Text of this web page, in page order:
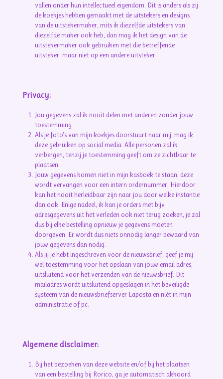
vallen onder hun intellectueel eigendom. Dit is anders als zij
de koekjes hebben gemaakt met de uitstekers en designs
van de uitstekermaker, mits ik diezelfde uitstekers van
diezelfde maker ook heb, dan mag ik het design van de
uitstekermaker ook gebruiken met die betreffende
uitsteker, maar niet op een andere uitsteker.
Privacy:
Jou gegevens zal ik nooit delen met anderen zonder jouw
toestemming.
Als je foto's van mijn koekjes doorstuurt naar mij, mag ik
deze gebruiken op social media. Alle personen zal ik
verbergen, tenzij je toestemming geeft om ze zichtbaar te
plaatsen.
Jouw gegevens komen niet in mijn kasboek te staan, deze
wordt vervangen voor een intern ordernummer. Hierdoor
kan het nooit herleidbaar zijn naar jou door welke instantie
dan ook. Enige nadeel, ik kan je orders met bijv
adresgegevens uit het verleden ook niet terug zoeken, je zal
dus bij elke bestelling opnieuw je gegevens moeten
doorgeven. Er wordt dus niets onnodig langer bewaard van
jouw gegevens dan nodig.
Als jij je hebt ingeschreven voor de nieuwsbrief, geef je mij
wel toestemming voor het opslaan van jouw email adres,
uitsluitend voor het verzenden van de nieuwsbrief. Dit
mailadres wordt uitsluitend opgeslagen in het beveiligde
systeem van de nieuwsbriefserver Laposta en níét in mijn
administratie of pc.
Algemene disclaimer:
Bij het bezoeken van deze website en/of bij het plaatsen
van een bestelling bij Rorico, ga je automatisch akkoord